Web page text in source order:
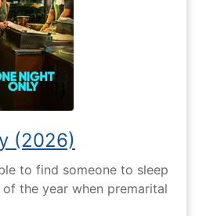
(2026)
to find someone to sleep
the year when premarital